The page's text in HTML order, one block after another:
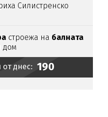
Силистренско
строежа на балната
дом
днес: 190